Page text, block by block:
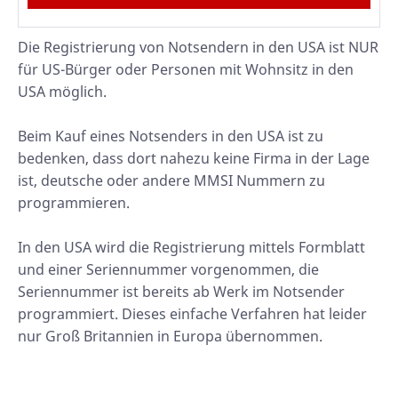
Die Registrierung von Notsendern in den USA ist NUR
für US-Bürger oder Personen mit Wohnsitz in den
USA möglich.
Beim Kauf eines Notsenders in den USA ist zu
bedenken, dass dort nahezu keine Firma in der Lage
ist, deutsche oder andere MMSI Nummern zu
programmieren.
In den USA wird die Registrierung mittels Formblatt
und einer Seriennummer vorgenommen, die
Seriennummer ist bereits ab Werk im Notsender
programmiert. Dieses einfache Verfahren hat leider
nur Groß Britannien in Europa übernommen.